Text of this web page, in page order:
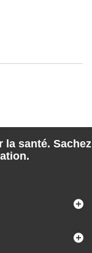
la santé. Sachez